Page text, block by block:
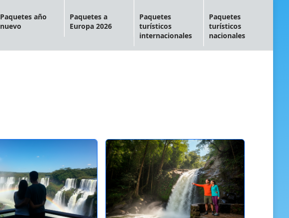
Paquetes año
nuevo
Paquetes a
Europa 2026
Paquetes
turísticos
internacionales
Paquetes
turísticos
nacionales